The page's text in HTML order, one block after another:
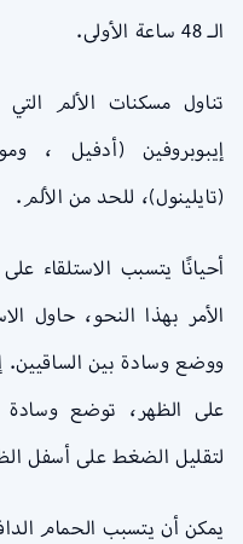
الـ 48 ساعة الأولى.
تناول مسكنات الألم
إيبوبروفين (أدفيل ،
(تايلينول)، للحد من الألم.
أحيانًا يتسبب الاستلقاء
الأمر بهذا النحو، حاول
ووضع وسادة بين الساقيين.
على الظهر، توضع وسادة
لتقليل الضغط على أسفل
يمكن أن يتسبب الحمام